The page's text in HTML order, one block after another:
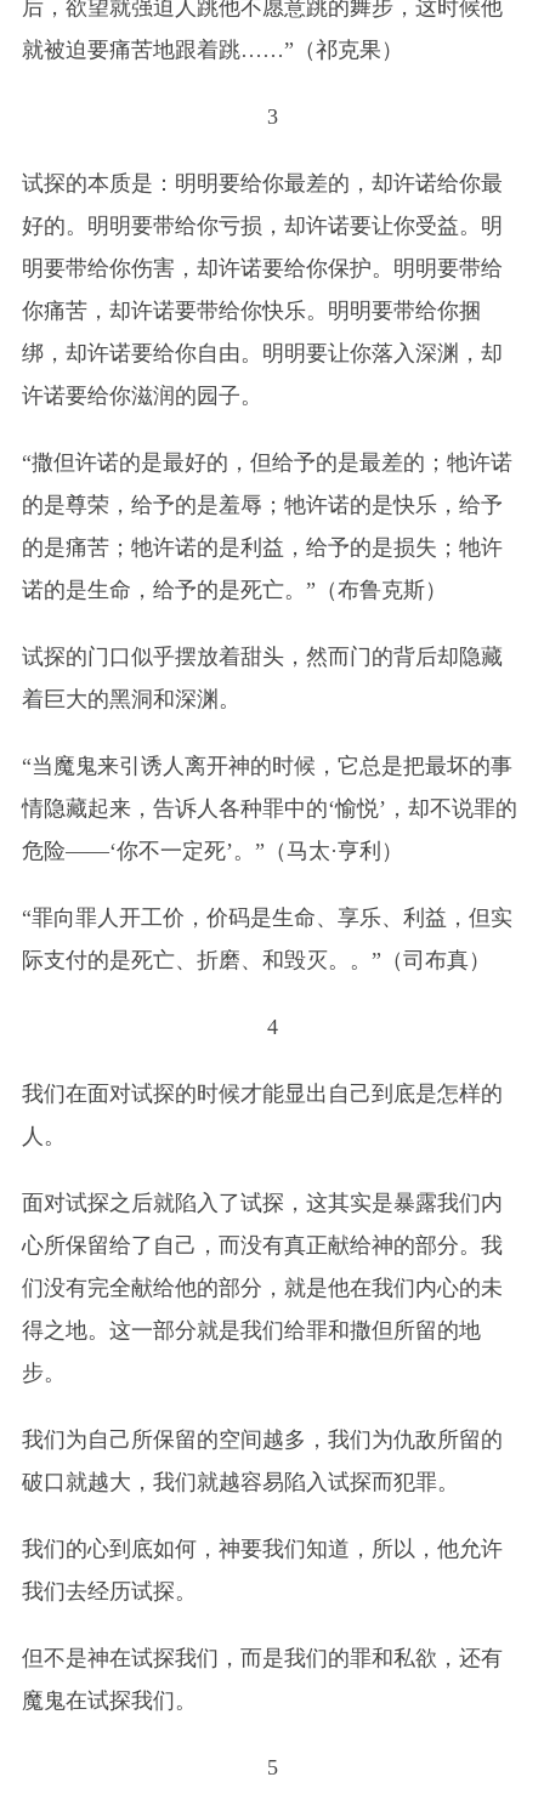
后，欲望就强迫人跳他不愿意跳的舞步，这时候他
就被迫要痛苦地跟着跳……”（祁克果）
3
试探的本质是：明明要给你最差的，却许诺给你最
好的。明明要带给你亏损，却许诺要让你受益。明
明要带给你伤害，却许诺要给你保护。明明要带给
你痛苦，却许诺要带给你快乐。明明要带给你捆
绑，却许诺要给你自由。明明要让你落入深渊，却
许诺要给你滋润的园子。
“撒但许诺的是最好的，但给予的是最差的；牠许诺
的是尊荣，给予的是羞辱；牠许诺的是快乐，给予
的是痛苦；牠许诺的是利益，给予的是损失；牠许
诺的是生命，给予的是死亡。”（布鲁克斯）
试探的门口似乎摆放着甜头，然而门的背后却隐藏
着巨大的黑洞和深渊。
“当魔鬼来引诱人离开神的时候，它总是把最坏的事
情隐藏起来，告诉人各种罪中的‘愉悦’，却不说罪的
危险——‘你不一定死’。”（马太·亨利）
“罪向罪人开工价，价码是生命、享乐、利益，但实
际支付的是死亡、折磨、和毁灭。。”（司布真）
4
我们在面对试探的时候才能显出自己到底是怎样的
人。
面对试探之后就陷入了试探，这其实是暴露我们内
心所保留给了自己，而没有真正献给神的部分。我
们没有完全献给他的部分，就是他在我们内心的未
得之地。这一部分就是我们给罪和撒但所留的地
步。
我们为自己所保留的空间越多，我们为仇敌所留的
破口就越大，我们就越容易陷入试探而犯罪。
我们的心到底如何，神要我们知道，所以，他允许
我们去经历试探。
但不是神在试探我们，而是我们的罪和私欲，还有
魔鬼在试探我们。
5